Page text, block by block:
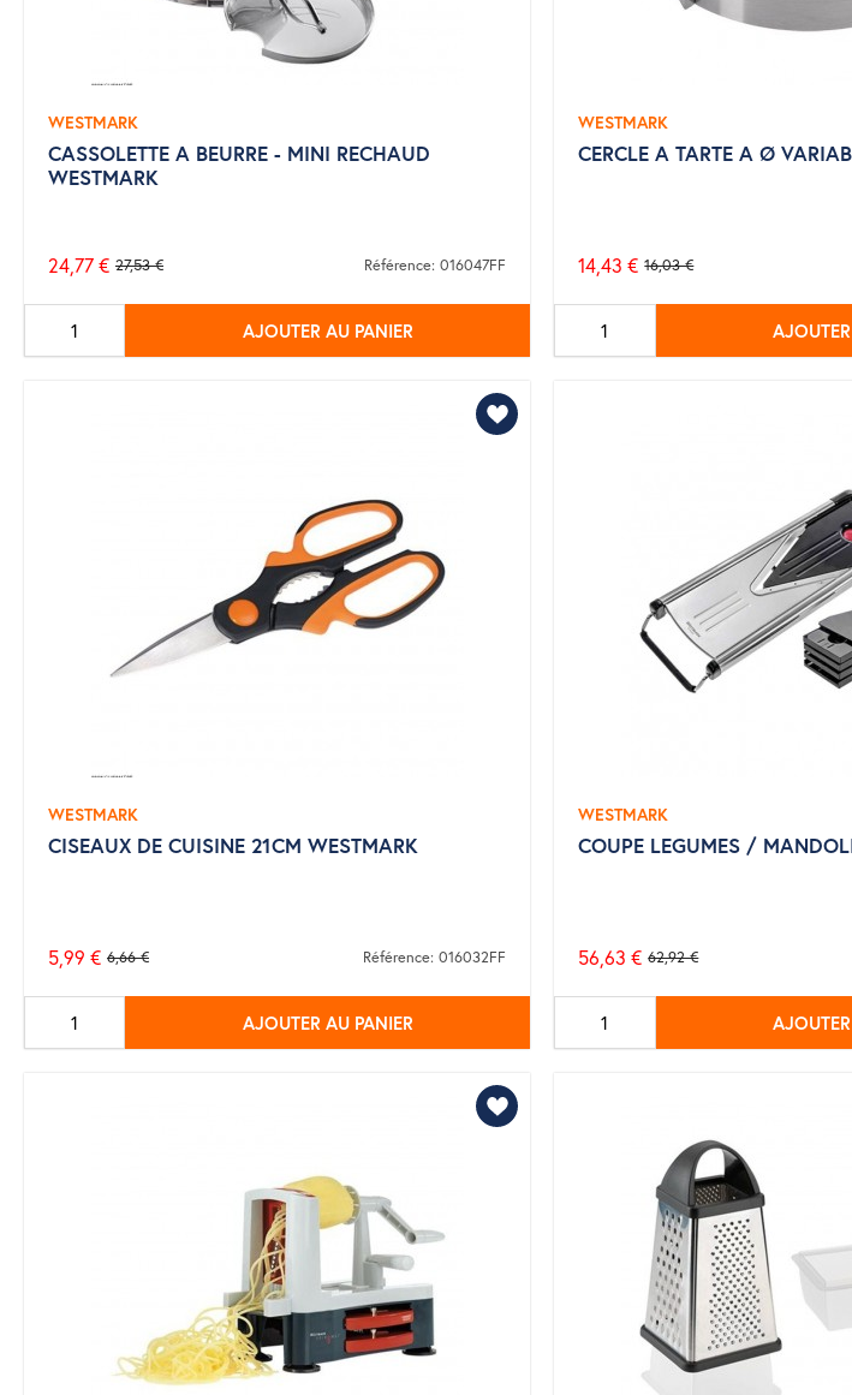
WESTMARK
CASSOLETTE A BEURRE - MINI RECHAUD
WESTMARK
Prix
de
base
27,53 €
24,77 € Référence: 016047FF
AJOUTER AU PANIER
WESTMARK
CERCLE A TARTE A Ø
Prix
de
base
16,03 €
14,43 €
WESTMARK
CISEAUX DE CUISINE 21CM WESTMARK
Prix
de
base
6,66 €
5,99 € Référence: 016032FF
AJOUTER AU PANIER
WESTMARK
COUPE LEGUMES /
Prix
de
base
62,92 €
56,63 €